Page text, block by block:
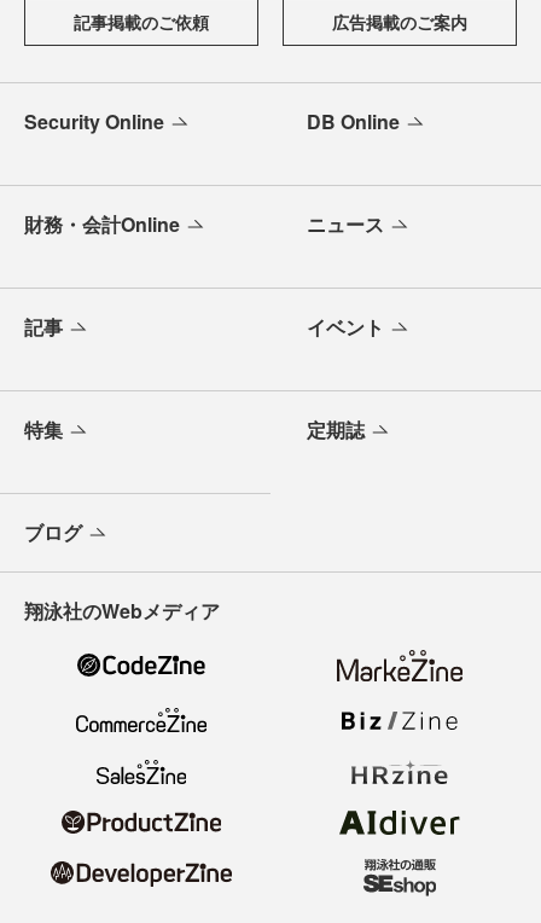
記事掲載のご依頼 広告掲載のご案内
Security Online DB Online
財務・会計Online ニュース
記事 イベント
特集 定期誌
ブログ
翔泳社のWebメディア